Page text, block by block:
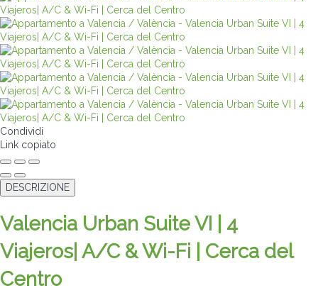
Condividi
Link copiato
DESCRIZIONE
Valencia Urban Suite VI | 4
Viajeros| A/C & Wi-Fi | Cerca del
Centro